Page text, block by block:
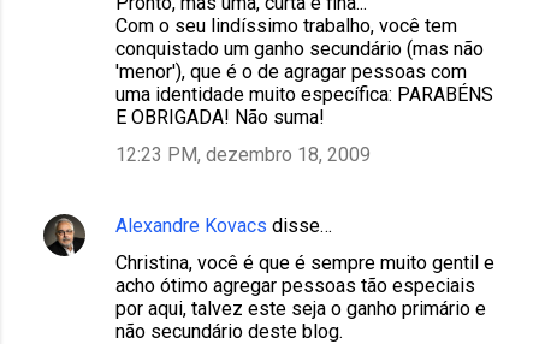
Com o seu lindíssimo trabalho, você tem
conquistado um ganho secundário (mas não
'menor'), que é o de agragar pessoas com
uma identidade muito específica: PARABÉNS
E OBRIGADA! Não suma!
12:23 PM, dezembro 18, 2009
Alexandre Kovacs disse…
Christina, você é que é sempre muito gentil e
acho ótimo agregar pessoas tão especiais
por aqui, talvez este seja o ganho primário e
não secundário deste blog.